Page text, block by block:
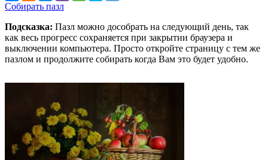
Собирать пазл
Подсказка: Пазл можно дособрать на следующий день, так
как весь прогресс сохраняется при закрытии браузера и
выключении компьютера. Просто откройте страницу с тем же
пазлом и продолжите собирать когда Вам это будет удобно.